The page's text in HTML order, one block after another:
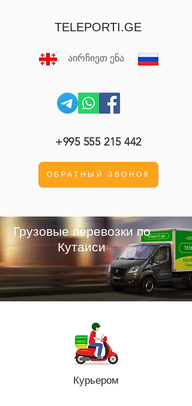
TELEPORTI.GE
აირჩიეთ ენა
+995 555 215 442
ОБРАТНЫЙ ЗВОНОК
Грузовые перевозкипо
Кутаиси
Курьером